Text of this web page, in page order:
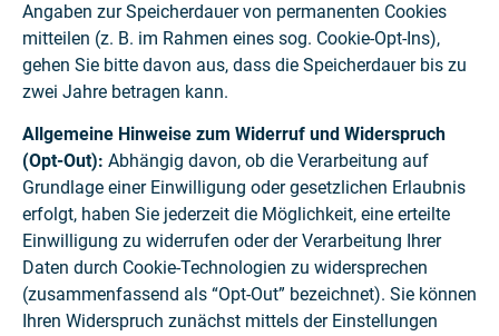
Angaben zur Speicherdauer von permanenten Cookies
mitteilen (z. B. im Rahmen eines sog. Cookie-Opt-Ins),
gehen Sie bitte davon aus, dass die Speicherdauer bis zu
zwei Jahre betragen kann.
Allgemeine Hinweise zum Widerruf und Widerspruch
(Opt-Out): Abhängig davon, ob die Verarbeitung auf
Grundlage einer Einwilligung oder gesetzlichen Erlaubnis
erfolgt, haben Sie jederzeit die Möglichkeit, eine erteilte
Einwilligung zu widerrufen oder der Verarbeitung Ihrer
Daten durch Cookie-Technologien zu widersprechen
(zusammenfassend als “Opt-Out” bezeichnet). Sie können
Ihren Widerspruch zunächst mittels der Einstellungen